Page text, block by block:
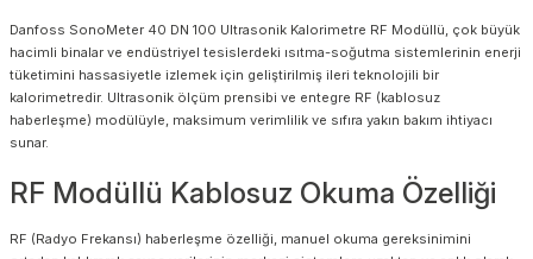
Danfoss SonoMeter 40 DN 100 Ultrasonik Kalorimetre RF Modüllü, çok büyük
hacimli binalar ve endüstriyel tesislerdeki ısıtma-soğutma sistemlerinin enerji
tüketimini hassasiyetle izlemek için geliştirilmiş ileri teknolojili bir
kalorimetredir. Ultrasonik ölçüm prensibi ve entegre RF (kablosuz
haberleşme) modülüyle, maksimum verimlilik ve sıfıra yakın bakım ihtiyacı
sunar.
RF Modüllü Kablosuz Okuma Özelliği
RF (Radyo Frekansı) haberleşme özelliği, manuel okuma gereksinimini